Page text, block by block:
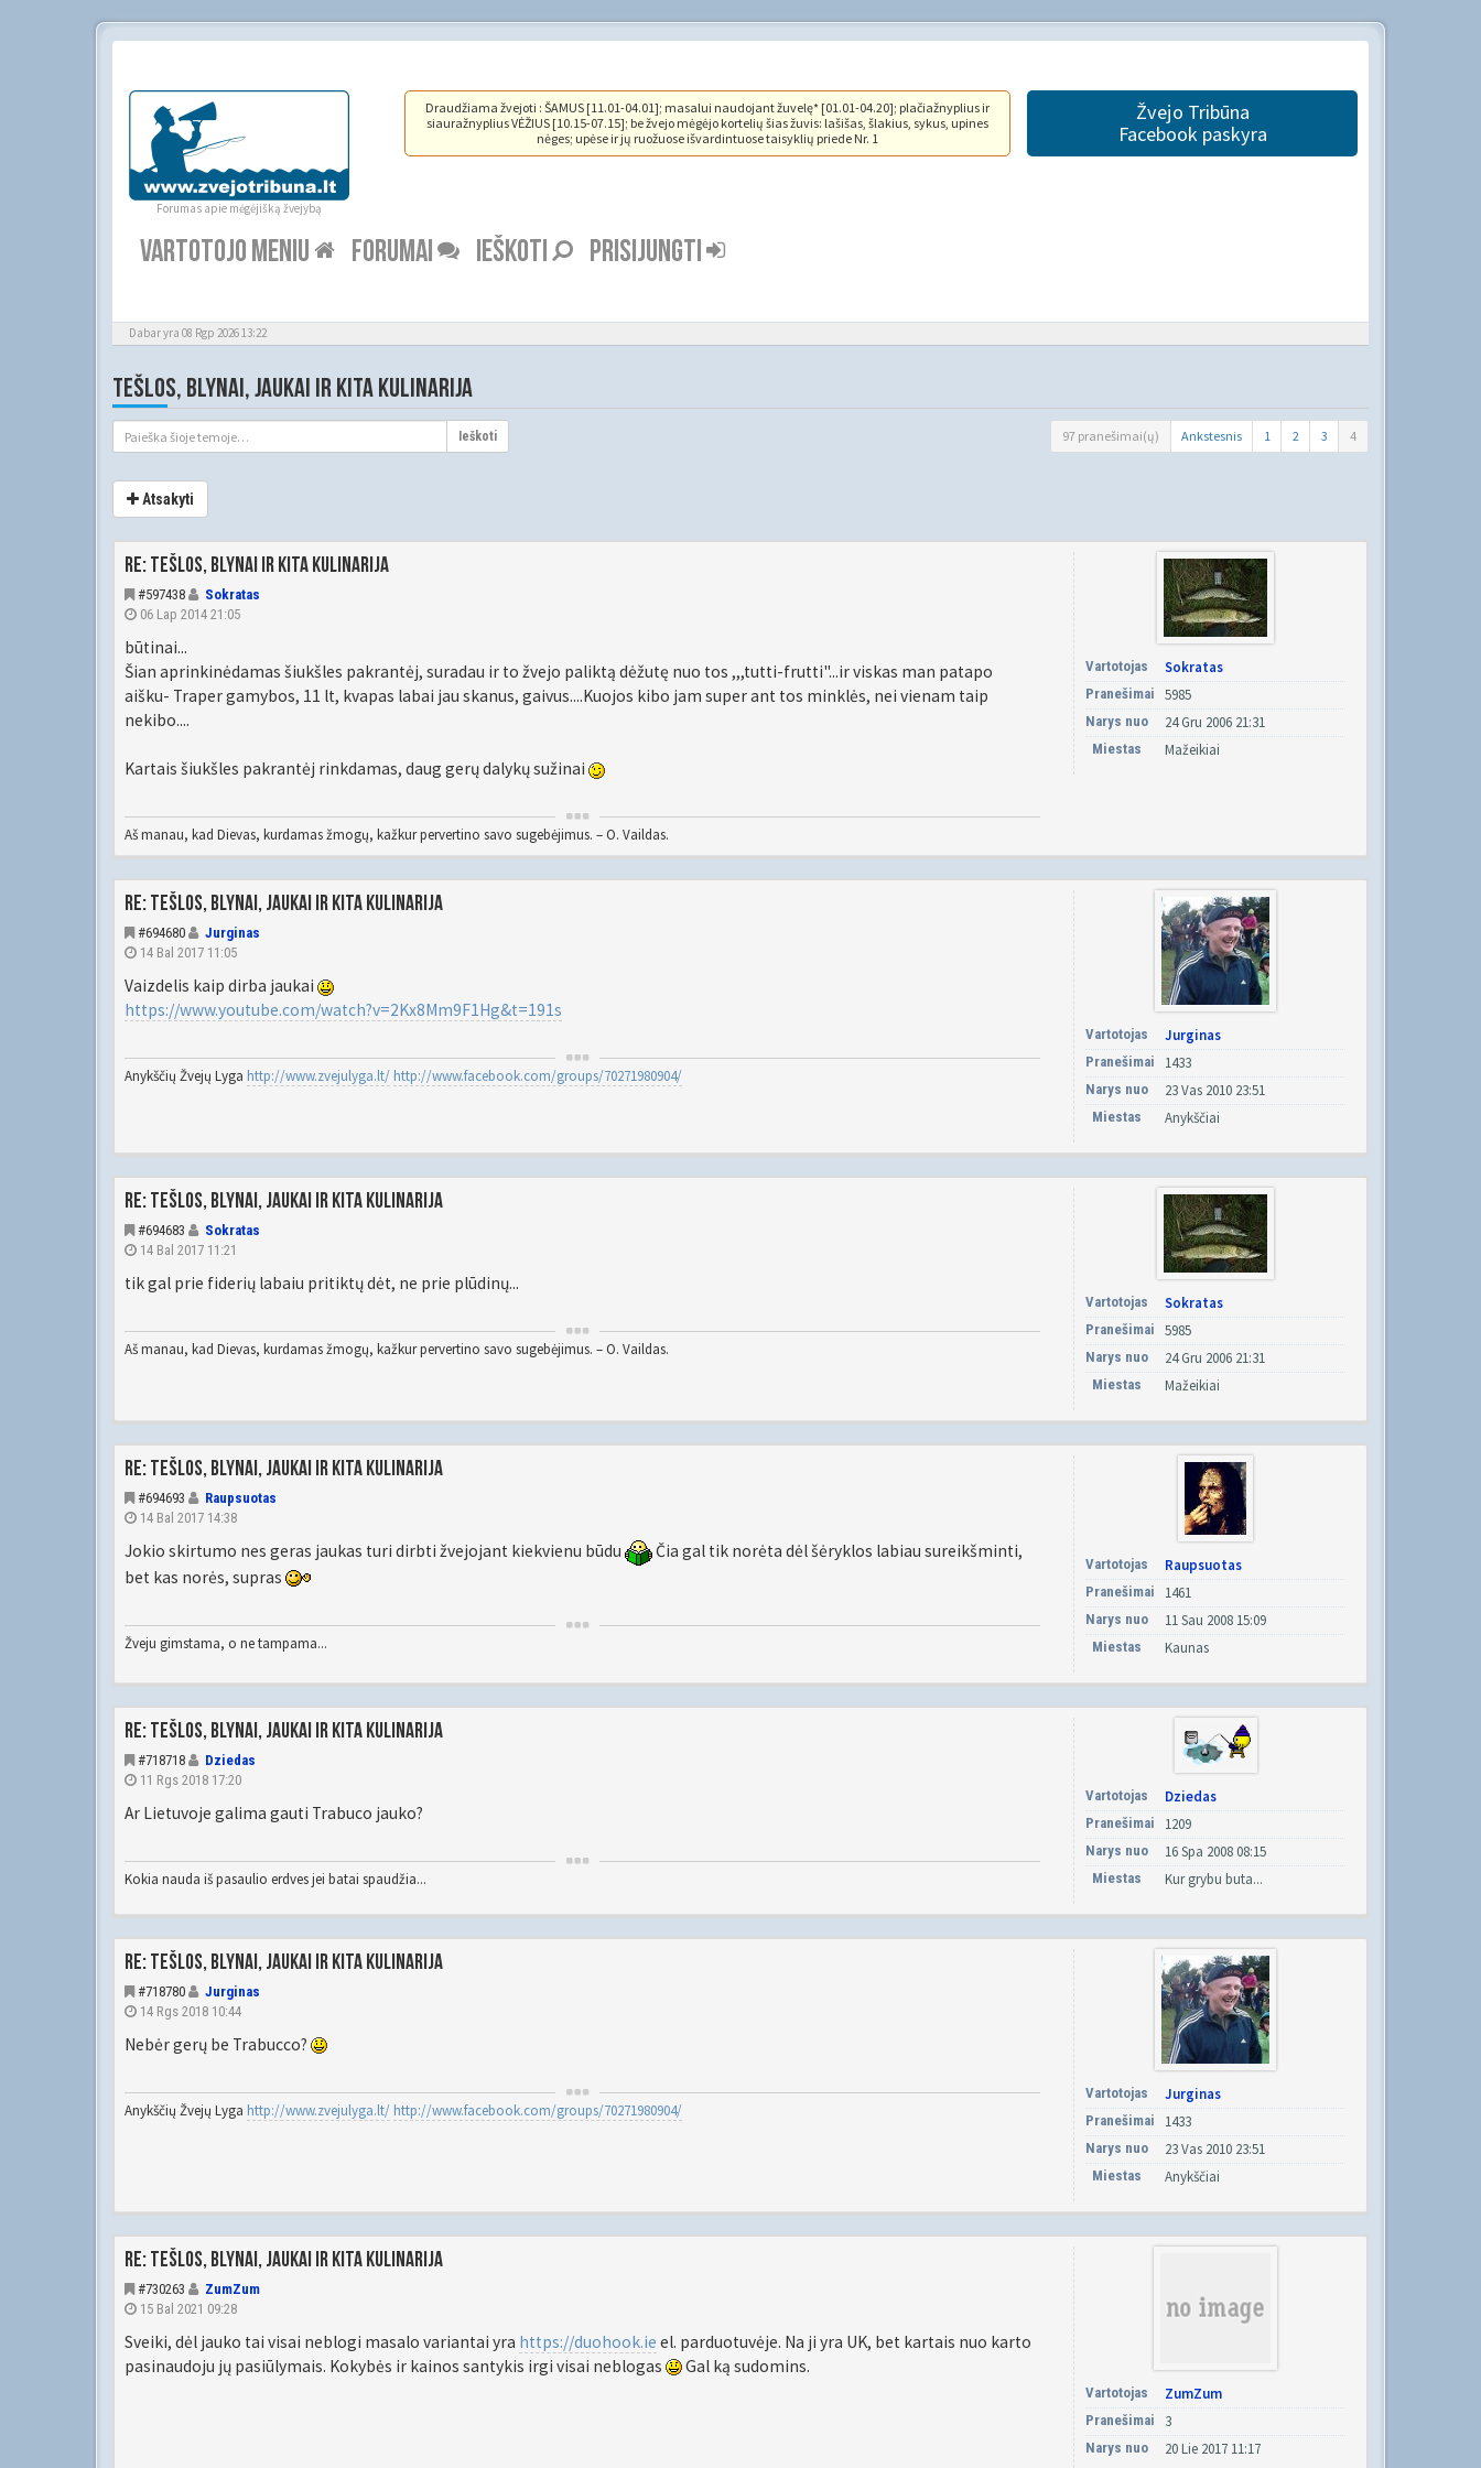
Forumas apie mėgėjišką žvejybą
Draudžiama žvejoti : ŠAMUS [11.01-04.01]; masalui naudojant žuvelę* [01.01-04.20]; plačiažnyplius ir
siauražnyplius VĖŽIUS [10.15-07.15]; be žvejo mėgėjo kortelių šias žuvis: lašišas, šlakius, sykus, upines
nėges; upėse ir jų ruožuose išvardintuose taisyklių priede Nr. 1
Žvejo Tribūna
Facebook paskyra
VARTOTOJO MENIU FORUMAI IEŠKOTI PRISIJUNGTI
Dabar yra 08 Rgp 2026 13:22
TEŠLOS, BLYNAI, JAUKAI IR KITA KULINARIJA
Ieškoti 97 pranešimai(ų) Ankstesnis 1 2 3 4
Atsakyti
Re: Tešlos, blynai ir kita kulinarija
#597438
Sokratas
06 Lap 2014 21:05
būtinai...
Šian aprinkinėdamas šiukšles pakrantėj, suradau ir to žvejo paliktą dėžutę nuo tos ,,,tutti-frutti"...ir viskas man patapo
aišku- Traper gamybos, 11 lt, kvapas labai jau skanus, gaivus....Kuojos kibo jam super ant tos minklės, nei vienam taip
nekibo....
Kartais šiukšles pakrantėj rinkdamas, daug gerų dalykų sužinai
Aš manau, kad Dievas, kurdamas žmogų, kažkur pervertino savo sugebėjimus. – O. Vaildas.
Vartotojas Sokratas
Pranešimai 5985
Narys nuo 24 Gru 2006 21:31
Miestas Mažeikiai
Re: Tešlos, blynai, jaukai ir kita kulinarija
#694680
Jurginas
14 Bal 2017 11:05
Vaizdelis kaip dirba jaukai
https://www.youtube.com/watch?v=2Kx8Mm9F1Hg&t=191s
Anykščių Žvejų Lyga http://www.zvejulyga.lt/ http://www.facebook.com/groups/70271980904/
Vartotojas Jurginas
Pranešimai 1433
Narys nuo 23 Vas 2010 23:51
Miestas Anykščiai
Re: Tešlos, blynai, jaukai ir kita kulinarija
#694683
Sokratas
14 Bal 2017 11:21
tik gal prie fiderių labaiu pritiktų dėt, ne prie plūdinų...
Aš manau, kad Dievas, kurdamas žmogų, kažkur pervertino savo sugebėjimus. – O. Vaildas.
Vartotojas Sokratas
Pranešimai 5985
Narys nuo 24 Gru 2006 21:31
Miestas Mažeikiai
Re: Tešlos, blynai, jaukai ir kita kulinarija
#694693
Raupsuotas
14 Bal 2017 14:38
Jokio skirtumo nes geras jaukas turi dirbti žvejojant kiekvienu būdu
Čia gal tik norėta dėl šėryklos labiau sureikšminti,
bet kas norės, supras
Žveju gimstama, o ne tampama...
Vartotojas Raupsuotas
Pranešimai 1461
Narys nuo 11 Sau 2008 15:09
Miestas Kaunas
Re: Tešlos, blynai, jaukai ir kita kulinarija
#718718
Dziedas
11 Rgs 2018 17:20
Ar Lietuvoje galima gauti Trabuco jauko?
Kokia nauda iš pasaulio erdves jei batai spaudžia...
Vartotojas Dziedas
Pranešimai 1209
Narys nuo 16 Spa 2008 08:15
Miestas Kur grybu buta...
Re: Tešlos, blynai, jaukai ir kita kulinarija
#718780
Jurginas
14 Rgs 2018 10:44
Nebėr gerų be Trabucco?
Anykščių Žvejų Lyga http://www.zvejulyga.lt/ http://www.facebook.com/groups/70271980904/
Vartotojas Jurginas
Pranešimai 1433
Narys nuo 23 Vas 2010 23:51
Miestas Anykščiai
Re: Tešlos, blynai, jaukai ir kita kulinarija
#730263
ZumZum
15 Bal 2021 09:28
Sveiki, dėl jauko tai visai neblogi masalo variantai yra https://duohook.ie el. parduotuvėje. Na ji yra UK, bet kartais nuo karto
pasinaudoju jų pasiūlymais. Kokybės ir kainos santykis irgi visai neblogas
Gal ką sudomins.
Vartotojas ZumZum
Pranešimai 3
Narys nuo 20 Lie 2017 11:17